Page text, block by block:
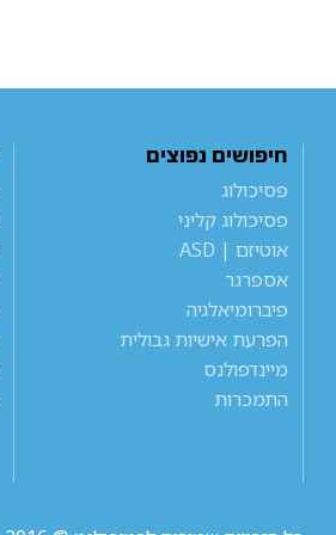
חיפושים נפוצים
פסיכולוג
פסיכולוג קליני
אוטיזם | ASD
אספרגר
פיברומיאלגיה
הפרעת אישיות גבולית
מיינדפולנס
התמכרות